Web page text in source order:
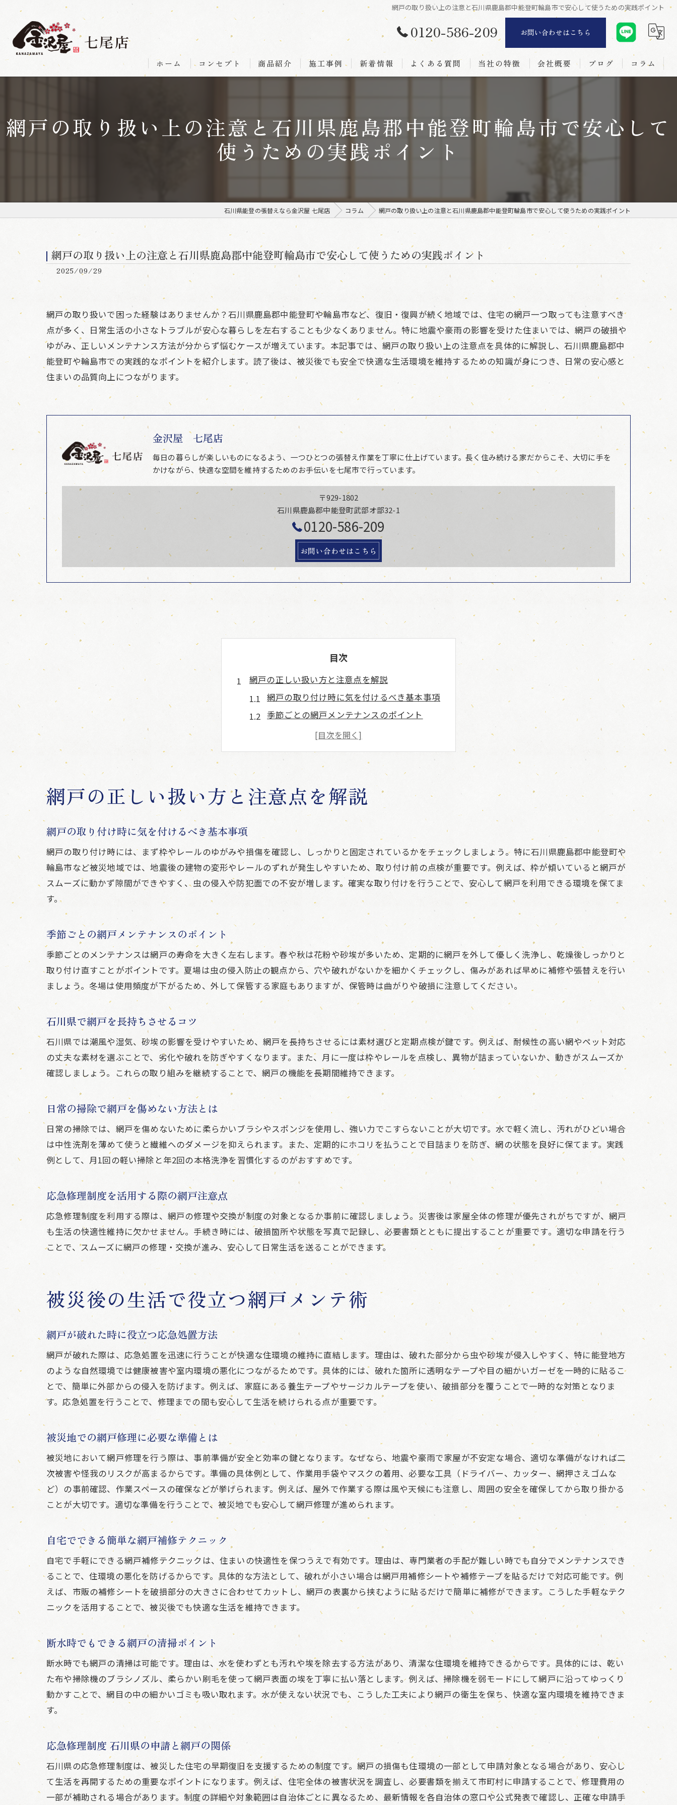
網戸の取り扱い上の注意と石川県鹿島郡中能登町輪島市で安心して使うための実践ポイント
0120-586-209 お問い合わせはこちら
ホーム コンセプト 商品紹介 施工事例 新着情報 よくある質問 当社の特徴
襖
会社概要 ブログ コラム
網戸の取り扱い上の注意と石川県鹿島郡中能登町輪島市で安心して
使うための実践ポイント
石川県能登の張替えなら金沢屋 七尾店 コラム 網戸の取り扱い上の注意と石川県鹿島郡中能登町輪島市で安心して使うための実践ポイント
網戸の取り扱い上の注意と石川県鹿島郡中能登町輪島市で安心して使うための実践ポイント
2025/09/29
網戸の取り扱いで困った経験はありませんか？石川県鹿島郡中能登町や輪島市など、復旧・復興が続く地域では、住宅の網戸一つ取っても注意すべき
点が多く、日常生活の小さなトラブルが安心な暮らしを左右することも少なくありません。特に地震や豪雨の影響を受けた住まいでは、網戸の破損や
ゆがみ、正しいメンテナンス方法が分からず悩むケースが増えています。本記事では、網戸の取り扱い上の注意点を具体的に解説し、石川県鹿島郡中
能登町や輪島市での実践的なポイントを紹介します。読了後は、被災後でも安全で快適な生活環境を維持するための知識が身につき、日常の安心感と
住まいの品質向上につながります。
金沢屋 七尾店
毎日の暮らしが楽しいものになるよう、一つひとつの張替え作業を丁寧に仕上げています。長く住み続ける家だからこそ、大切に手を
かけながら、快適な空間を維持するためのお手伝いを七尾市で行っています。
〒929-1802
石川県鹿島郡中能登町武部オ部32-1
0120-586-209
お問い合わせはこちら
目次
網戸の正しい扱い方と注意点を解説
網戸の取り付け時に気を付けるべき基本事項
季節ごとの網戸メンテナンスのポイント
石川県で網戸を長持ちさせるコツ
日常の掃除で網戸を傷めない方法とは
応急修理制度を活用する際の網戸注意点
被災後の生活で役立つ網戸メンテ術
網戸が破れた時に役立つ応急処置方法
被災地での網戸修理に必要な準備とは
自宅でできる簡単な網戸補修テクニック
断水時でもできる網戸の清掃ポイント
応急修理制度 石川県の申請と網戸の関係
安心な暮らしへ導く網戸の管理法
網戸の緩みや歪みを防ぐ管理のコツ
網戸の交換時期を見極めるポイント
石川県の住宅に最適な網戸素材とは
義援金活用時の網戸修繕の注意事項
被災後も快適な網戸利用を叶える工夫
石川県の住宅で網戸を長持ちさせるコツ
石川県特有の気候と網戸の選び方
塩害・砂埃対策で網戸寿命を延ばす方法
住宅メンテナンスで意識したい網戸管理
応急修理制度と網戸交換の連携ポイント
網戸トラブルを未然に防ぐ日々の工夫
災害復旧中の住まいで網戸を守る方法
復旧作業中の網戸破損を防ぐ注意点
作業者と協力した網戸保護の工夫
網戸の再設置時に押さえるべきポイント
復興状況を踏まえた網戸対応方法
網戸管理で安心できる住まいを実現
網戸のトラブルを防ぐために必要な知識
網戸の破れやすい箇所を知る重要性
網戸トラブル時の応急修理制度活用法
能登地震 半壊時の網戸対応ポイント
輪島市ホームページで得られる網戸情報
住民同士でできる網戸の点検方法
網戸の正しい扱い方と注意点を解説
網戸の取り付け時に気を付けるべき基本事項
網戸の取り付け時には、まず枠やレールのゆがみや損傷を確認し、しっかりと固定されているかをチェックしましょう。特に石川県鹿島郡中能登町や
輪島市など被災地域では、地震後の建物の変形やレールのずれが発生しやすいため、取り付け前の点検が重要です。例えば、枠が傾いていると網戸が
スムーズに動かず隙間ができやすく、虫の侵入や防犯面での不安が増します。確実な取り付けを行うことで、安心して網戸を利用できる環境を保てま
す。
季節ごとの網戸メンテナンスのポイント
季節ごとのメンテナンスは網戸の寿命を大きく左右します。春や秋は花粉や砂埃が多いため、定期的に網戸を外して優しく洗浄し、乾燥後しっかりと
取り付け直すことがポイントです。夏場は虫の侵入防止の観点から、穴や破れがないかを細かくチェックし、傷みがあれば早めに補修や張替えを行い
ましょう。冬場は使用頻度が下がるため、外して保管する家庭もありますが、保管時は曲がりや破損に注意してください。
石川県で網戸を長持ちさせるコツ
石川県では潮風や湿気、砂埃の影響を受けやすいため、網戸を長持ちさせるには素材選びと定期点検が鍵です。例えば、耐候性の高い網やペット対応
の丈夫な素材を選ぶことで、劣化や破れを防ぎやすくなります。また、月に一度は枠やレールを点検し、異物が詰まっていないか、動きがスムーズか
確認しましょう。これらの取り組みを継続することで、網戸の機能を長期間維持できます。
日常の掃除で網戸を傷めない方法とは
日常の掃除では、網戸を傷めないために柔らかいブラシやスポンジを使用し、強い力でこすらないことが大切です。水で軽く流し、汚れがひどい場合
は中性洗剤を薄めて使うと繊維へのダメージを抑えられます。また、定期的にホコリを払うことで目詰まりを防ぎ、網の状態を良好に保てます。実践
例として、月1回の軽い掃除と年2回の本格洗浄を習慣化するのがおすすめです。
応急修理制度を活用する際の網戸注意点
応急修理制度を利用する際は、網戸の修理や交換が制度の対象となるか事前に確認しましょう。災害後は家屋全体の修理が優先されがちですが、網戸
も生活の快適性維持に欠かせません。手続き時には、破損箇所や状態を写真で記録し、必要書類とともに提出することが重要です。適切な申請を行う
ことで、スムーズに網戸の修理・交換が進み、安心して日常生活を送ることができます。
被災後の生活で役立つ網戸メンテ術
網戸が破れた時に役立つ応急処置方法
網戸が破れた際は、応急処置を迅速に行うことが快適な住環境の維持に直結します。理由は、破れた部分から虫や砂埃が侵入しやすく、特に能登地方
のような自然環境では健康被害や室内環境の悪化につながるためです。具体的には、破れた箇所に透明なテープや目の細かいガーゼを一時的に貼るこ
とで、簡単に外部からの侵入を防げます。例えば、家庭にある養生テープやサージカルテープを使い、破損部分を覆うことで一時的な対策となりま
す。応急処置を行うことで、修理までの間も安心して生活を続けられる点が重要です。
被災地での網戸修理に必要な準備とは
被災地において網戸修理を行う際は、事前準備が安全と効率の鍵となります。なぜなら、地震や豪雨で家屋が不安定な場合、適切な準備がなければ二
次被害や怪我のリスクが高まるからです。準備の具体例として、作業用手袋やマスクの着用、必要な工具（ドライバー、カッター、網押さえゴムな
ど）の事前確認、作業スペースの確保などが挙げられます。例えば、屋外で作業する際は風や天候にも注意し、周囲の安全を確保してから取り掛かる
ことが大切です。適切な準備を行うことで、被災地でも安心して網戸修理が進められます。
自宅でできる簡単な網戸補修テクニック
自宅で手軽にできる網戸補修テクニックは、住まいの快適性を保つうえで有効です。理由は、専門業者の手配が難しい時でも自分でメンテナンスでき
ることで、住環境の悪化を防げるからです。具体的な方法として、破れが小さい場合は網戸用補修シートや補修テープを貼るだけで対応可能です。例
えば、市販の補修シートを破損部分の大きさに合わせてカットし、網戸の表裏から挟むように貼るだけで簡単に補修ができます。こうした手軽なテク
ニックを活用することで、被災後でも快適な生活を維持できます。
断水時でもできる網戸の清掃ポイント
断水時でも網戸の清掃は可能です。理由は、水を使わずとも汚れや埃を除去する方法があり、清潔な住環境を維持できるからです。具体的には、乾い
た布や掃除機のブラシノズル、柔らかい刷毛を使って網戸表面の埃を丁寧に払い落とします。例えば、掃除機を弱モードにして網戸に沿ってゆっくり
動かすことで、網目の中の細かいゴミも吸い取れます。水が使えない状況でも、こうした工夫により網戸の衛生を保ち、快適な室内環境を維持できま
す。
応急修理制度 石川県の申請と網戸の関係
石川県の応急修理制度は、被災した住宅の早期復旧を支援するための制度です。網戸の損傷も住環境の一部として申請対象となる場合があり、安心し
て生活を再開するための重要なポイントになります。例えば、住宅全体の被害状況を調査し、必要書類を揃えて市町村に申請することで、修理費用の
一部が補助される場合があります。制度の詳細や対象範囲は自治体ごとに異なるため、最新情報を各自治体の窓口や公式発表で確認し、正確な申請手